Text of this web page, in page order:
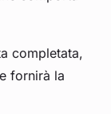
completata,
fornirà la